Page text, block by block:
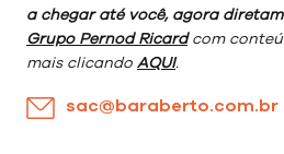
a chegar até você, agora
Grupo Pernod Ricardcom
mais clicando AQUI.
sac@baraberto.com.br